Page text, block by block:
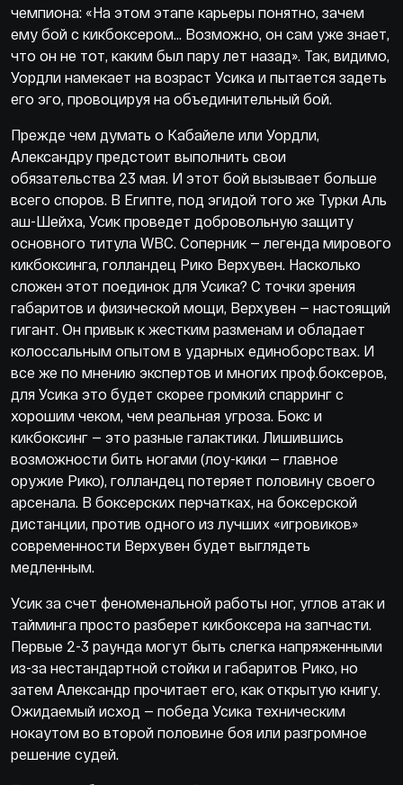
чемпиона: «На этом этапе карьеры понятно, зачем
ему бой с кикбоксером... Возможно, он сам уже знает,
что он не тот, каким был пару лет назад». Так, видимо,
Уордли намекает на возраст Усика и пытается задеть
его эго, провоцируя на объединительный бой.
Прежде чем думать о Кабайеле или Уордли,
Александру предстоит выполнить свои
обязательства 23 мая. И этот бой вызывает больше
всего споров. В Египте, под эгидой того же Турки Аль
аш-Шейха, Усик проведет добровольную защиту
основного титула WBC. Соперник — легенда мирового
кикбоксинга, голландец Рико Верхувен. Насколько
сложен этот поединок для Усика? С точки зрения
габаритов и физической мощи, Верхувен — настоящий
гигант. Он привык к жестким разменам и обладает
колоссальным опытом в ударных единоборствах. И
все же по мнению экспертов и многих проф.боксеров,
для Усика это будет скорее громкий спарринг с
хорошим чеком, чем реальная угроза. Бокс и
кикбоксинг — это разные галактики. Лишившись
возможности бить ногами (лоу-кики — главное
оружие Рико), голландец потеряет половину своего
арсенала. В боксерских перчатках, на боксерской
дистанции, против одного из лучших «игровиков»
современности Верхувен будет выглядеть
медленным.
Усик за счет феноменальной работы ног, углов атак и
тайминга просто разберет кикбоксера на запчасти.
Первые 2-3 раунда могут быть слегка напряженными
из-за нестандартной стойки и габаритов Рико, но
затем Александр прочитает его, как открытую книгу.
Ожидаемый исход — победа Усика техническим
нокаутом во второй половине боя или разгромное
решение судей.